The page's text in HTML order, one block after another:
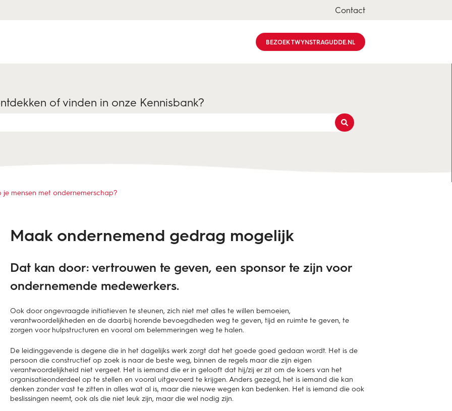
Contact
BEZOEK TWYNSTRAGUDDE.NL
of vinden in onze Kennisbank?
je mensen met ondernemerschap?
Maak ondernemend gedrag mogelijk
Dat kan door: vertrouwen te geven, een sponsor te zijn voor
ondernemende medewerkers.
Ook door ongevraagde initiatieven te steunen, zich niet met alles te willen bemoeien,
verantwoordelijkheden en de daarbij horende bevoegdheden weg te geven, tijd en ruimte te geven, te
zorgen voor hulpstructuren en vooral om belemmeringen weg te halen.
De leidinggevende is degene die in het dagelijks werk zorgt dat het goede goed gedaan wordt. Het is de
persoon die constructief op zoek is naar de beste weg, binnen de regels maar die zijn eigen
verantwoordelijkheid niet vergeet. Het is iemand die er in gelooft dat hij/zij er zit om de koers van het
organisatieonderdeel op te stellen en vooral uitgevoerd te krijgen. Anders gezegd, het is iemand die kan
denken zonder vast te zitten in alles wat al is, maar die nieuwe wegen kan bedenken. Het is iemand die ook
beslissingen neemt, ook als die niet leuk zijn, maar die wel nodig zijn.